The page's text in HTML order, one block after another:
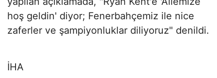
hoş geldin' diyor; Fenerbahçemiz ile nice
zaferler ve şampiyonluklar diliyoruz" denildi.
İHA